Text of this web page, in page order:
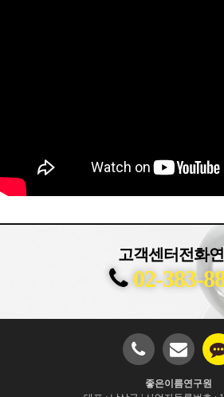
고객센터전화
02-383-
좋은이름연구원